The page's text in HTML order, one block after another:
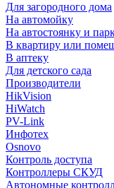
Для загородного дома
На автомойку
На автостоянку и
В квартиру или
В аптеку
Для детского сада
Производители
HikVision
HiWatch
PV-Link
Инфотех
Osnovo
Контроль доступа
Контроллеры СКУД
Автономные